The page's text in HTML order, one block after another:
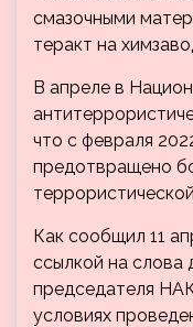
смазочными
теракт на
В апреле в
что c февраля
предотвращено
Как сообщил 11
ссылкой на
председателя
условиях